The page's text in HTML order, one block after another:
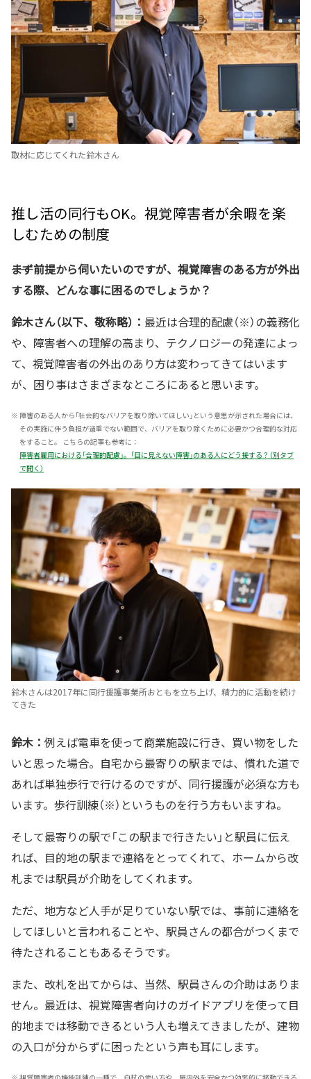
取材に応じてくれた鈴木さん
推し活の同行もOK。視覚障害者が余暇を楽
しむための制度
――まず前提から伺いたいのですが、視覚障害のある方が外出
する際、どんな事に困るのでしょうか？
鈴木さん（以下、敬称略）： 最近は合理的配慮（※）の義務化
や、障害者への理解の高まり、テクノロジーの発達によっ
て、視覚障害者の外出のあり方は変わってきてはいます
が、困り事はさまざまなところにあると思います。
※ 障害のある人から「社会的なバリアを取り除いてほしい」という意思が示された場合には、
その実施に伴う負担が過重でない範囲で、バリアを取り除くために必要かつ合理的な対応
をすること。 こちらの記事も参考に：
障害者雇用における「合理的配慮」。「目に見えない障害」のある人にどう接する？（別タブ
で開く）
鈴木さんは2017年に同行援護事業所おともを立ち上げ、精力的に活動を続け
てきた
鈴木： 例えば電車を使って商業施設に行き、買い物をした
いと思った場合。自宅から最寄りの駅までは、慣れた道で
あれば単独歩行で行けるのですが、同行援護が必須な方も
います。歩行訓練（※）というものを行う方もいますね。
そして最寄りの駅で「この駅まで行きたい」と駅員に伝え
れば、目的地の駅まで連絡をとってくれて、ホームから改
札までは駅員が介助をしてくれます。
ただ、地方など人手が足りていない駅では、事前に連絡を
してほしいと言われることや、駅員さんの都合がつくまで
待たされることもあるそうです。
また、改札を出てからは、当然、駅員さんの介助はありま
せん。最近は、視覚障害者向けのガイドアプリを使って目
的地までは移動できるという人も増えてきましたが、建物
の入口が分からずに困ったという声も耳にします。